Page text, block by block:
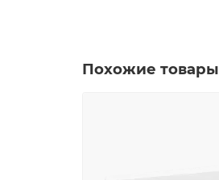
Похожие товары